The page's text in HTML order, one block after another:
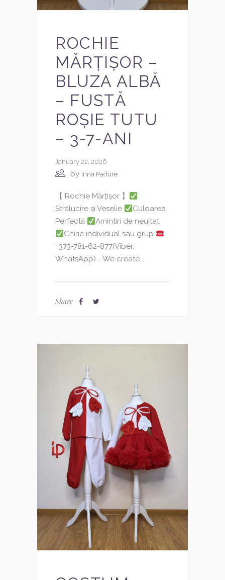
ROCHIE
MĂRȚIȘOR –
BLUZA ALBĂ
– FUSTĂ
ROȘIE TUTU
– 3-7-ANI
January 22, 2026
by Irina Padure
【 Rochie Mărțișor 】
Strălucire și Veselie
Culoarea
Perfectă
Amintiri de neuitat
Chirie individual sau grup
+373-781-62-877(Viber,
WhatsApp) - We create...
Share